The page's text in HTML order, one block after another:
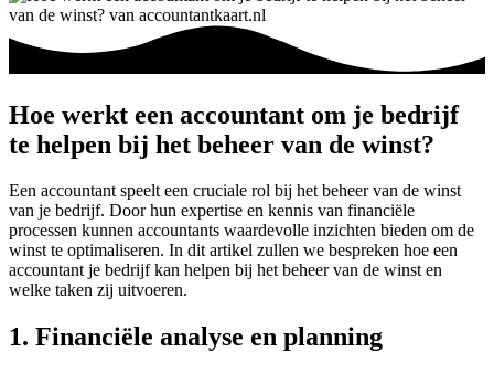
Hoe werkt een accountant om je bedrijf
te helpen bij het beheer van de winst?
Een accountant speelt een cruciale rol bij het beheer van de winst
van je bedrijf. Door hun expertise en kennis van financiële
processen kunnen accountants waardevolle inzichten bieden om de
winst te optimaliseren. In dit artikel zullen we bespreken hoe een
accountant je bedrijf kan helpen bij het beheer van de winst en
welke taken zij uitvoeren.
1. Financiële analyse en planning